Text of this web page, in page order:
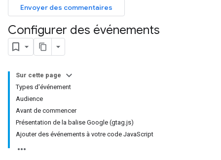
Envoyer des commentaires
Configurer des événements
Sur cette page
Types d'événement
Audience
Avant de commencer
Présentation de la balise Google (gtag.js)
Ajouter des événements à votre code JavaScript